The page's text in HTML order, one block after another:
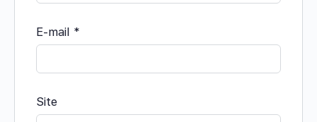
E-mail *
Site